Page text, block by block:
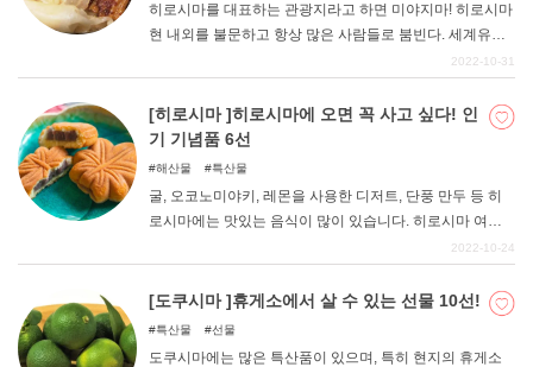
히로시마를 대표하는 관광지라고 하면 미야지마! 히로시마
현 내외를 불문하고 항상 많은 사람들로 붐빈다. 세계유산
인 이쓰쿠시마 신사를 참배하고, 미야지마 수족관에서 물
하루 종일 있어도 지루할 틈 없이 즐길 수 있어 히로시마 관
광지로도 1, 2위를 다투는 인기 관광지입니다. 그런 미야지
마에서 점심을 찾고 계신 분들도 많을 것 같습니다. 이번에
2022-10-31
[히로시마 ]히로시마에 오면 꼭 사고 싶다! 인
기 기념품 6선
해산물 특산물
굴, 오코노미야키, 레몬을 사용한 디저트, 단풍 만두 등 히
로시마에는 맛있는 음식이 많이 있습니다. 히로시마 여행
을 마치고 돌아간 후에도 히로시마 명물이 그리워지는 사
을 남길 수 있는 기념품 6가지를 소개합니다. 가족이나 친
구에게 선물하거나 자신을 위한 선물로 추천합니다.
2022-10-24
[도쿠시마 ]휴게소에서 살 수 있는 선물 10선!
특산물 선물
도쿠시마에는 많은 특산품이 있으며, 특히 현지의 휴게소